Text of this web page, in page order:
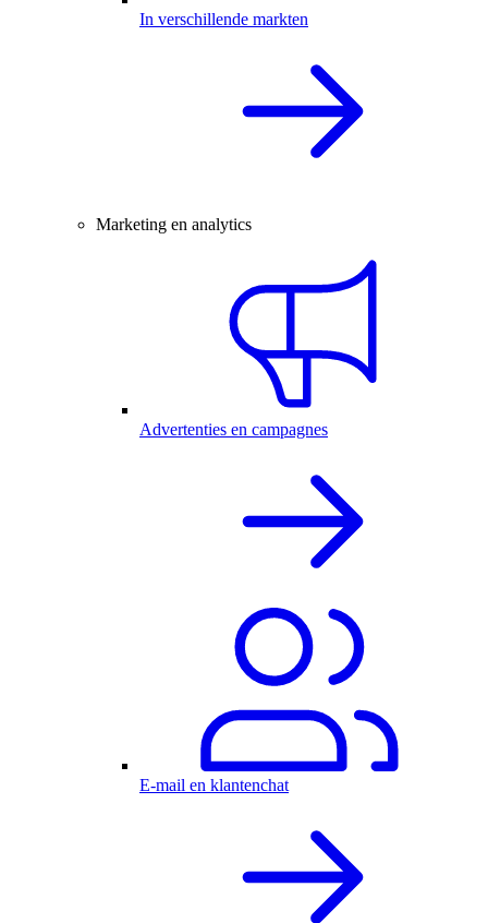
In verschillende markten
Marketing en analytics
Advertenties en campagnes
E-mail en klantenchat